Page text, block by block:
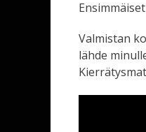
Valmistan
lähde